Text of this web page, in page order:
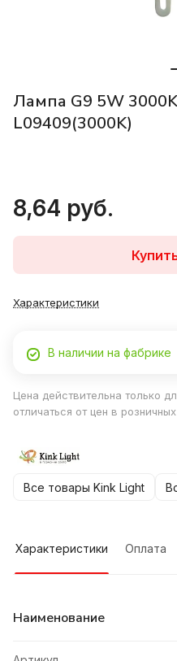
Лампа G9 5W
L09409(3000K)
8,64 руб.
Характеристики
В наличии на фабрике
Цена действительна только
отличаться от цен в
Все товары Kink Light
Характеристики Оплата
Наименование